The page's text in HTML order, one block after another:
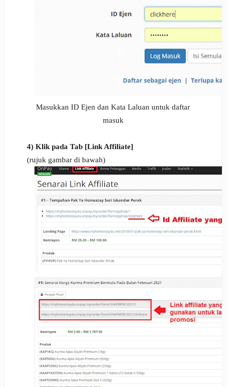
Masukkan ID Ejen dan Kata Laluan untuk daftar
masuk
4) Klik pada Tab [Link Affiliate]
(rujuk gambar di bawah)